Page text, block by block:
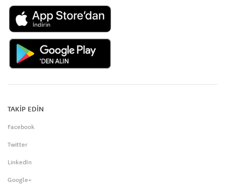
TAKİP EDİN
Facebook
Twitter
LinkedIn
Google+